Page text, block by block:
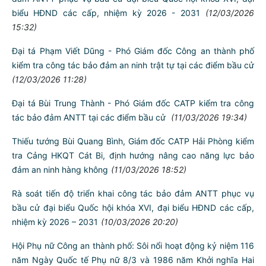
phục vụ bầu cử tại các xã Thanh Hà, Hà Nam, Hà Tây, Hà
Đông, Hà Bắc (12/03/2026 15:51)
Công an thành phố triển khai vận hành công tác chỉ huy bảo
đảm ANTT phục vụ bầu cử đại biểu Quốc hội khóa XVI, đại
biểu HĐND các cấp, nhiệm kỳ 2026 - 2031
15:32)
Đại tá Phạm Viết Dũng - Phó Giám đốc Công an thành phố
kiểm tra công tác bảo đảm an ninh trật tự tại các điểm bầu cử
(12/03/2026 11:28)